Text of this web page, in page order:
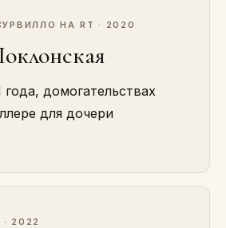
НА RT · 2020
домогательствах
для дочери
· 2022